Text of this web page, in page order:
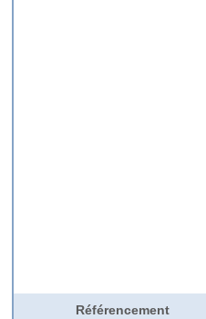
Référencement